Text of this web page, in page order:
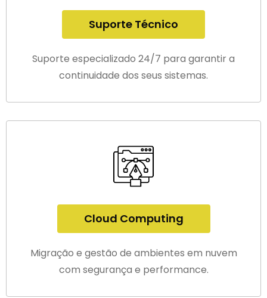
Suporte Técnico
Suporte especializado 24/7 para garantir a
continuidade dos seus sistemas.
Cloud Computing
Migração e gestão de ambientes em nuvem
com segurança e performance.